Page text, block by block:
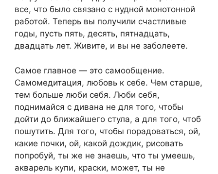
все, что было связано с нудной монотонной
работой. Теперь вы получили счастливые
годы, пусть пять, десять, пятнадцать,
двадцать лет. Живите, и вы не заболеете.
Самое главное — это самообщение.
Самомедитация, любовь к себе. Чем старше,
тем больше люби себя. Люби себя,
поднимайся с дивана не для того, чтобы
дойти до ближайшего стула, а для того, чтоб
пошутить. Для того, чтобы порадоваться, ой,
какие почки, ой, какой дождик, рисовать
попробуй, ты же не знаешь, что ты умеешь,
акварель купи, краски, может, ты не